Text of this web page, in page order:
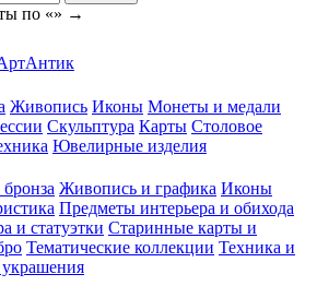
по «» →
Живопись Иконы Монеты и медали
Скульптура Карты Столовое
Ювелирные изделия
Живопись и графика Иконы
Предметы интерьера и обихода
и статуэтки Старинные карты и
Тематические коллекции Техника и